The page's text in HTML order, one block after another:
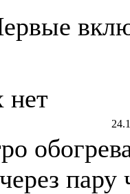
нет
пару